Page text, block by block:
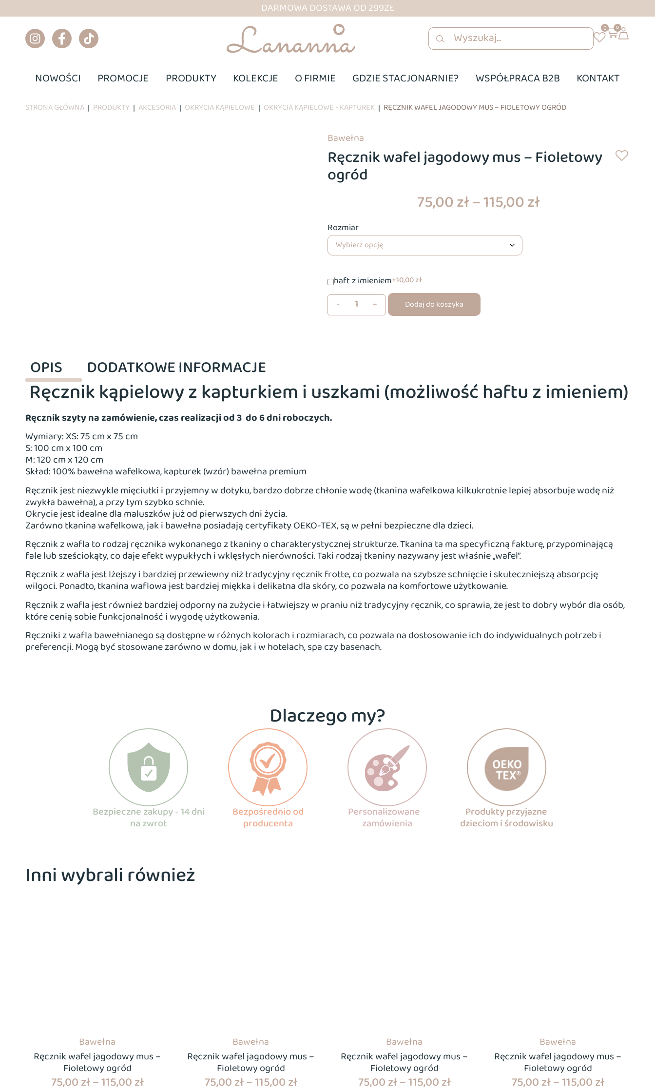
DARMOWA DOSTAWA OD 299ZŁ
0 0
NOWOŚCI PROMOCJE PRODUKTY KOLEKCJE O FIRMIE GDZIE STACJONARNIE? WSPÓŁPRACA B2B KONTAKT
STRONA GŁÓWNA | PRODUKTY | AKCESORIA | OKRYCIA KĄPIELOWE | OKRYCIA KĄPIELOWE - KAPTUREK | RĘCZNIK WAFEL JAGODOWY MUS – FIOLETOWY OGRÓD
Bawełna
Ręcznik wafel jagodowy mus – Fioletowy
ogród
75,00zł–115,00zł
Rozmiar
haft z imieniem 10,00 zł
-
+ Dodaj do koszyka
OPIS DODATKOWE INFORMACJE
Ręcznik kąpielowy z kapturkiem i uszkami (możliwość haftu z imieniem)
Ręcznik szyty na zamówienie, czas realizacji od 3 do 6 dni roboczych.
Wymiary: XS: 75 cm x 75 cm
S: 100 cm x 100 cm
M: 120 cm x 120 cm
Skład: 100% bawełna wafelkowa, kapturek (wzór) bawełna premium
Ręcznik jest niezwykle mięciutki i przyjemny w dotyku, bardzo dobrze chłonie wodę (tkanina wafelkowa kilkukrotnie lepiej absorbuje wodę niż
zwykła bawełna), a przy tym szybko schnie.
Okrycie jest idealne dla maluszków już od pierwszych dni życia.
Zarówno tkanina wafelkowa, jak i bawełna posiadają certyfikaty OEKO-TEX, są w pełni bezpieczne dla dzieci.
Ręcznik z wafla to rodzaj ręcznika wykonanego z tkaniny o charakterystycznej strukturze. Tkanina ta ma specyficzną fakturę, przypominającą
fale lub sześciokąty, co daje efekt wypukłych i wklęsłych nierówności. Taki rodzaj tkaniny nazywany jest właśnie „wafel”.
Ręcznik z wafla jest lżejszy i bardziej przewiewny niż tradycyjny ręcznik frotte, co pozwala na szybsze schnięcie i skuteczniejszą absorpcję
wilgoci. Ponadto, tkanina waflowa jest bardziej miękka i delikatna dla skóry, co pozwala na komfortowe użytkowanie.
Ręcznik z wafla jest również bardziej odporny na zużycie i łatwiejszy w praniu niż tradycyjny ręcznik, co sprawia, że jest to dobry wybór dla osób,
które cenią sobie funkcjonalność i wygodę użytkowania.
Ręczniki z wafla bawełnianego są dostępne w różnych kolorach i rozmiarach, co pozwala na dostosowanie ich do indywidualnych potrzeb i
preferencji. Mogą być stosowane zarówno w domu, jak i w hotelach, spa czy basenach.
Dlaczego my?
Bezpieczne zakupy - 14 dni
na zwrot
Bezpośrednio od
producenta
Personalizowane
zamówienia
Produkty przyjazne
dzieciom i środowisku
Inni wybrali również
Bawełna
Ręcznik wafel jagodowy mus –
Fioletowy ogród
75,00zł–115,00zł
Bawełna
Ręcznik wafel jagodowy mus –
Fioletowy ogród
75,00zł–115,00zł
Bawełna
Ręcznik wafel jagodowy mus –
Fioletowy ogród
75,00zł–115,00zł
Bawełna
Ręcznik wafel jagodowy mus –
Fioletowy ogród
75,00zł–115,00zł